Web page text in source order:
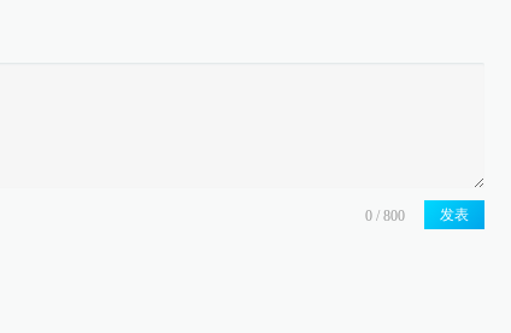
发表